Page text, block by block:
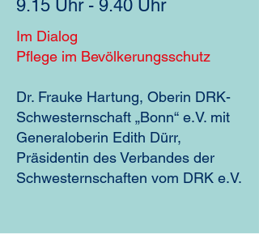
9.15 Uhr - 9.40 Uhr
Im Dialog
Pflege im Bevölkerungsschutz
Dr. Frauke Hartung, Oberin DRK-
Schwesternschaft „Bonn“ e.V. mit
Generaloberin Edith Dürr,
Präsidentin des Verbandes der
Schwesternschaften vom DRK e.V.